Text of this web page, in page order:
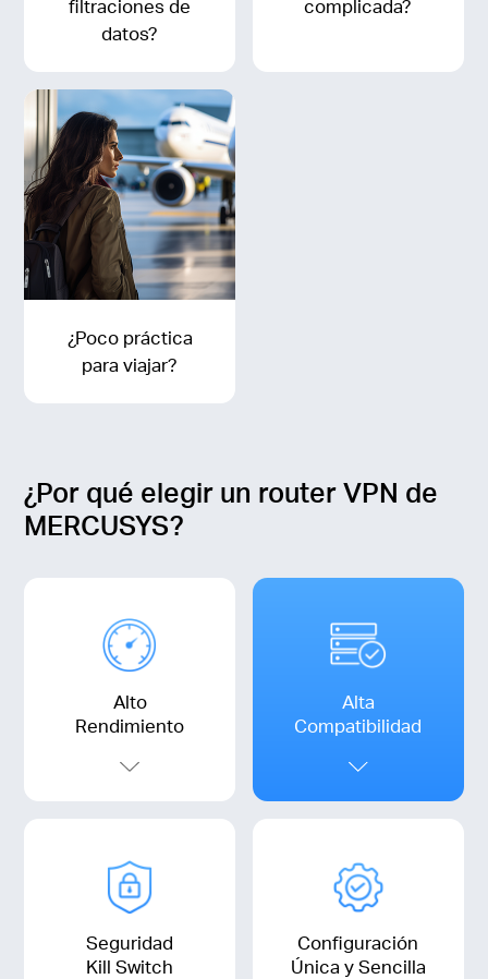
filtraciones de
datos?
complicada?
¿Poco práctica
para viajar?
¿Por qué elegir un router VPN de
MERCUSYS?
Alto
Rendimiento
Alta
Compatibilidad
Seguridad
Kill Switch
Configuración
Única y Sencilla